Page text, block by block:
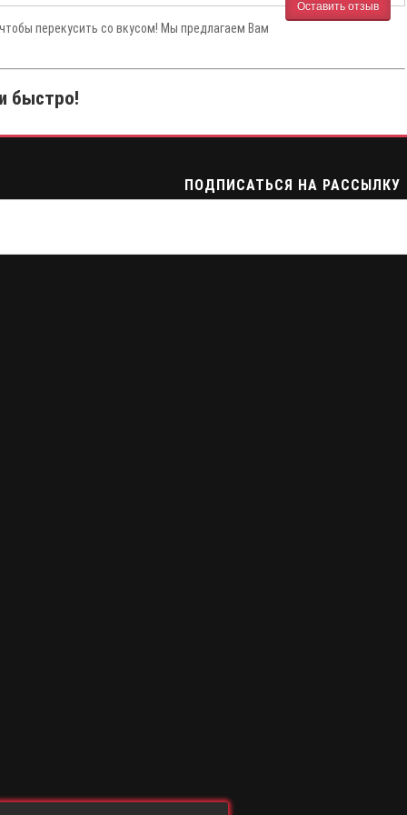
Оставить отзыв
перекусить со вкусом! Мы предлагаем Вам
быстро!
ПОДПИСАТЬСЯ НА РАССЫЛКУ